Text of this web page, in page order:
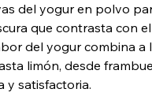
del yogur en polvo
que contrasta con
del yogur combina
limón, desde
y satisfactoria.